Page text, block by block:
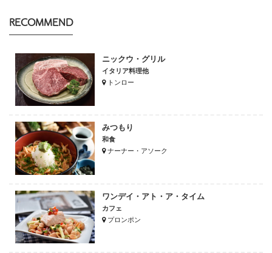
RECOMMEND
ニックウ・グリル
イタリア料理他
トンロー
みつもり
和食
ナーナー・アソーク
ワンデイ・アト・ア・タイム
カフェ
プロンポン